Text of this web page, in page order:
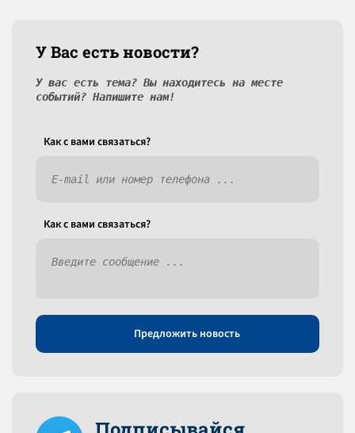
У Вас есть новости?
У вас есть тема? Вы находитесь на месте
событий? Напишите нам!
Как c вами связаться?
Как c вами связаться?
Предложить новость